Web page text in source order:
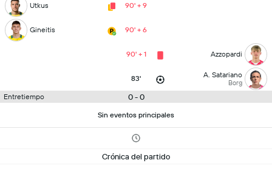
Utkus 90' + 9
Gineitis 90' + 6
90' + 1 Azzopardi
83' A. Satariano
Borg
Entretiempo 0 - 0
Sin eventos principales
Crónica del partido